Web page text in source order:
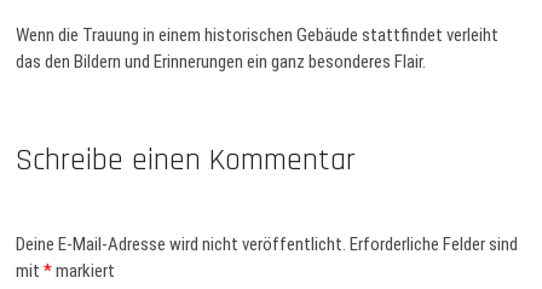
Wenn die Trauung in einem historischen Gebäude stattfindet verleiht
das den Bildern und Erinnerungen ein ganz besonderes Flair.
Schreibe einen Kommentar
Deine E-Mail-Adresse wird nicht veröffentlicht. Erforderliche Felder sind
mit*markiert